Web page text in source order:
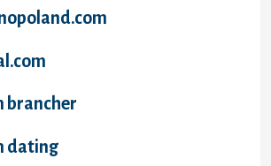
brancher
dating